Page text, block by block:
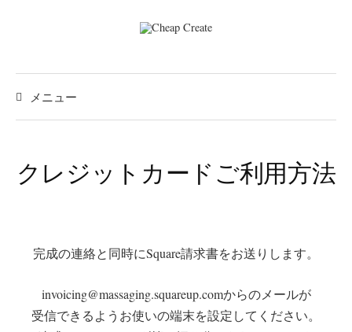
ン
ツ
へ
ッ
メニュー
クレジットカードご利用方法
完成の連絡と同時にSquare請求書をお送りします。
invoicing@massaging.squareup.comからのメールが
受信できるようお使いの端末を設定してください。